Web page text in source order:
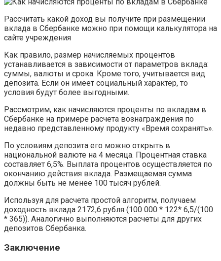
Рассчитать какой доход вы получите при размещении
вклада в Сбербанке можно при помощи калькулятора на
сайте учреждения
Как правило, размер начисляемых процентов
устанавливается в зависимости от параметров вклада:
суммы, валюты и срока. Кроме того, учитывается вид
депозита. Если он имеет социальный характер, то
условия будут более выгодными.
Рассмотрим, как начисляются проценты по вкладам в
Сбербанке на примере расчета вознаграждения по
недавно представленному продукту «Время сохранять».
По условиям депозита его можно открыть в
национальной валюте на 4 месяца. Процентная ставка
составляет 6,5%. Выплата процентов осуществляется по
окончанию действия вклада. Размещаемая сумма
должны быть не менее 100 тысяч рублей.
Используя для расчета простой алгоритм, получаем
доходность вклада 2172,6 рубля (100 000 * 122* 6,5/(100
* 365)). Аналогично выполняются расчеты для других
депозитов Сбербанка.
Заключение